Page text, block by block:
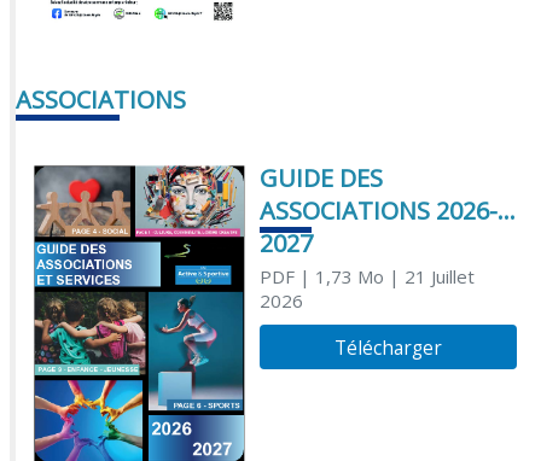
ASSOCIATIONS
GUIDE DES
ASSOCIATIONS 2026-
2027
PDF| 1,73 Mo | 21 Juillet
2026
Télécharger